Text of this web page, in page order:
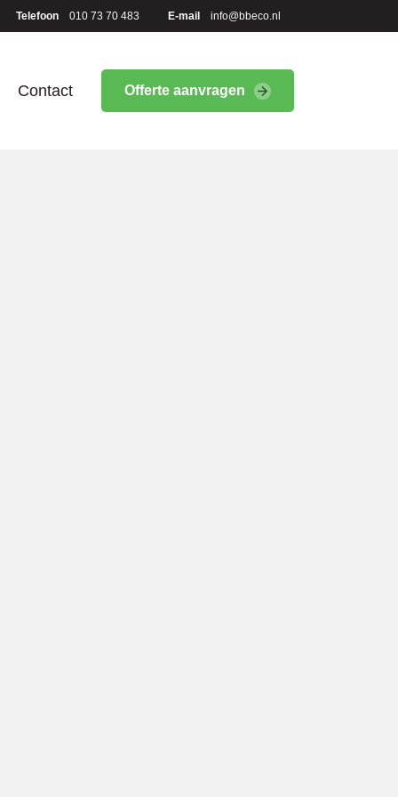
Telefoon 010 73 70 483 E-mail info@bbeco.nl
Contact Offerte aanvragen